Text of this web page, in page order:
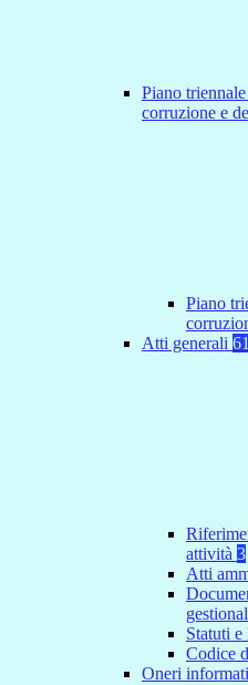
Piano
corruzione e
Piano
Atti generali 61
attività 3
Atti
Statuti
Codice
Oneri